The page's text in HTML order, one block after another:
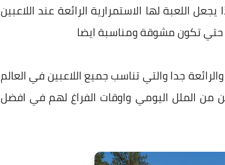
اللعبة لها الاستمرارية الرائعة عند اللاعبين
حتي تكون مشوقة ومناسبة ايضا
جدا والتي تناسب جميع اللاعبين في العالم
من الملل اليومي واوقات الفراغ لهم في افضل